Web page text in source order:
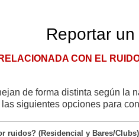
Reportar
CON EL
de forma distinta según
siguientes opciones para
ruidos? (Residencial y Bares/Clubs)